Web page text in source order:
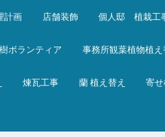
計画 店舗装飾 個人邸 植栽工
ボランティア 事務所観葉植物植え
煉瓦工事 蘭 植え替え 寄